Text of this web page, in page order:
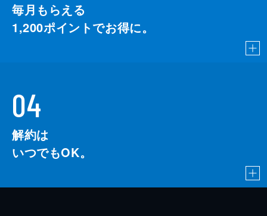
毎月もらえる
1,200ポイントでお得に。
04
解約は
いつでもOK。